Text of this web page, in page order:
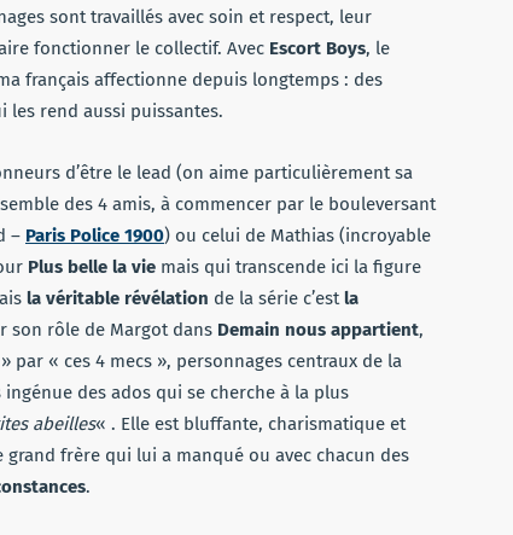
sont travaillés avec soin et respect, leur
fonctionner le collectif. Avec Escort Boys, le
français affectionne depuis longtemps : des
les rend aussi puissantes.
d’être le lead (on aime particulièrement sa
des 4 amis, à commencer par le bouleversant
– Paris Police 1900) ou celui de Mathias (incroyable
Plus belle la vie mais qui transcende ici la figure
la véritable révélation de la série c’est la
son rôle de Margot dans Demain nous appartient,
« ces 4 mecs », personnages centraux de la
des ados qui se cherche à la plus
abeilles« . Elle est bluffante, charismatique et
frère qui lui a manqué ou avec chacun des
.